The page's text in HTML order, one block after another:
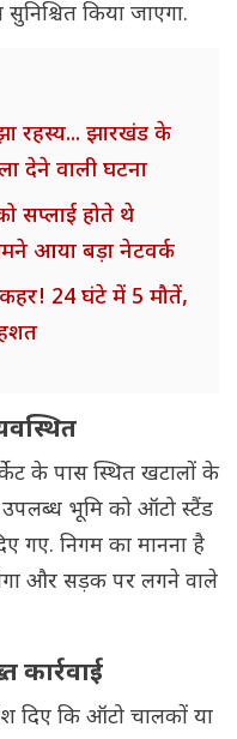
किया जाएगा.
रहस्य... झारखंड के
देने वाली घटना
सप्लाई होते थे
आया बड़ा नेटवर्क
24 घंटे में 5 मौतें,
के पास स्थित खटालों के
भूमि को ऑटो स्टैंड
गए. निगम का मानना है
और सड़क पर लगने वाले
दिए कि ऑटो चालकों या